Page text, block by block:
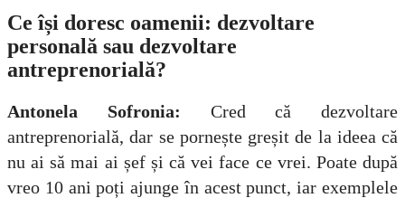
Ce își doresc oamenii: dezvoltare
personală sau dezvoltare
antreprenorială?
Antonela Sofronia: Cred că dezvoltare
antreprenorială, dar se pornește greșit de la ideea că
nu ai să mai ai șef și că vei face ce vrei. Poate după
vreo 10 ani poți ajunge în acest punct, iar exemplele